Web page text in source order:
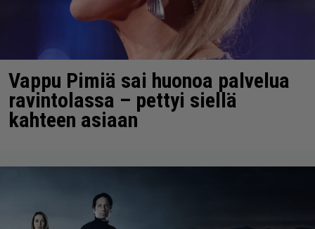
Vappu Pimiä sai huonoa palvelua
ravintolassa – pettyi siellä
kahteen asiaan